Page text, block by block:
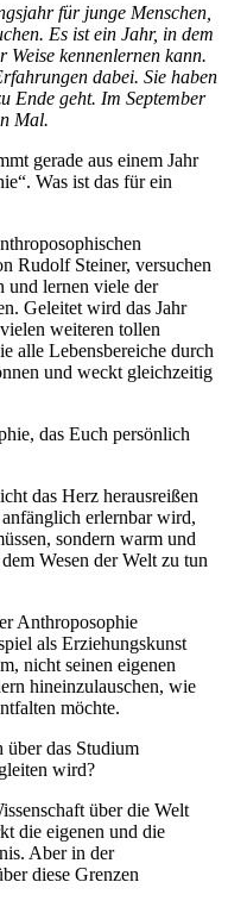
für junge Menschen,
Es ist ein Jahr, in dem
kennenlernen kann.
dabei. Sie haben
Ende geht. Im September
Mal.
gerade aus einem Jahr
Was ist das für ein
Rudolf Steiner, versuchen
und lernen viele der
Geleitet wird das Jahr
weiteren tollen
alle Lebensbereiche durch
und weckt gleichzeitig
das Euch persönlich
das Herz herausreißen
erlernbar wird,
sondern warm und
Wesen der Welt zu tun
Anthroposophie
als Erziehungskunst
nicht seinen eigenen
hineinzulauschen, wie
möchte.
über das Studium
wird?
über die Welt
die eigenen und die
Aber in der
diese Grenzen